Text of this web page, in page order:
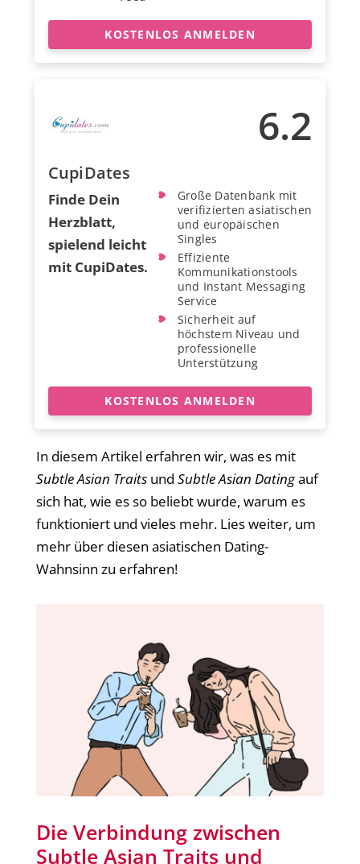
KOSTENLOS ANMELDEN
6.2
CupiDates
Finde Dein
Herzblatt,
spielend leicht
mit CupiDates.
Große Datenbank mit
verifizierten asiatischen
und europäischen
Singles
Effiziente
Kommunikationstools
und Instant Messaging
Service
Sicherheit auf
höchstem Niveau und
professionelle
Unterstützung
KOSTENLOS ANMELDEN
In diesem Artikel erfahren wir, was es mit
Subtle Asian Traits und Subtle Asian Datingauf
sich hat, wie es so beliebt wurde, warum es
funktioniert und vieles mehr. Lies weiter, um
mehr über diesen asiatischen Dating-
Wahnsinn zu erfahren!
Die Verbindung zwischen
Subtle Asian Traits und